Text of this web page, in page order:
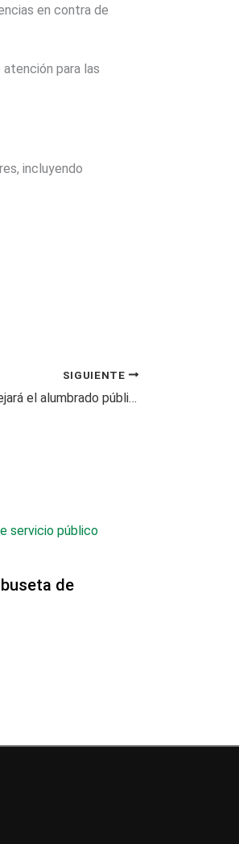
en contra de
para las
incluyendo
SIGUIENTE
«Consorcio Pereira Iluminada» manejará el alumbrado público de la ciudad
de